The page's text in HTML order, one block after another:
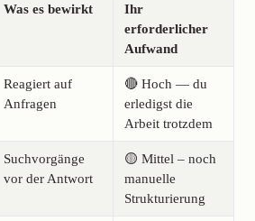
Was es bewirkt
Ihr
erforderlicher
Aufwand
Reagiert auf
Anfragen
🔴 Hoch — du
erledigst die
Arbeit trotzdem
Suchvorgänge
vor der Antwort
🟡 Mittel – noch
manuelle
Strukturierung